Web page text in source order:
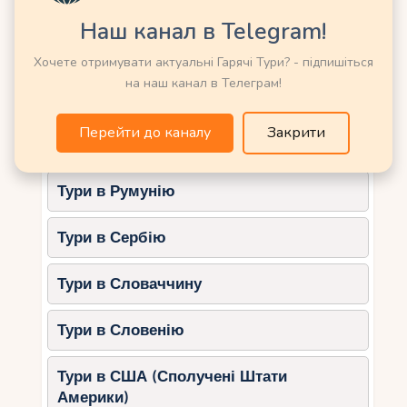
до пляжів.
Добре розвинена інфраструктура для
туристів.
одному із розкішних готелів півдня
острова.
Що врахувати:
Оренда майданчика у національному
парку потребує дозволу (близько
500–1500 євро).
Дорога до Маски може бути
складною, потрібен трансфер для
гостей.
Гран-Канарія: Піщані дюни та
Тури в Німеччину
Тури в ОАЕ (Емірати)
Тури в Румунію
Тури в Сербію
Тури в Словаччину
Тури в Словенію
Тури в США (Сполучені Штати
Америки)
Наш канал в Telegram!
Хочете отримувати актуальні Гарячі Тури? - підпишіться
на наш канал в Телеграм!
Перейти до каналу Закрити